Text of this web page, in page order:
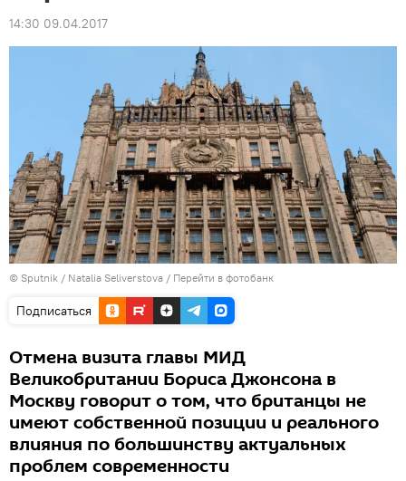
14:30 09.04.2017
© Sputnik / Natalia Seliverstova / Перейти в фотобанк
Подписаться
Отмена визита главы МИД
Великобритании Бориса Джонсона в
Москву говорит о том, что британцы не
имеют собственной позиции и реального
влияния по большинству актуальных
проблем современности